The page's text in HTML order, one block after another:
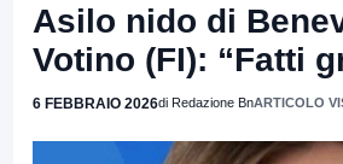
Asilo nido di
Votino (FI): “Fatti
6 FEBBRAIO 2026di Redazione BnARTICOLO